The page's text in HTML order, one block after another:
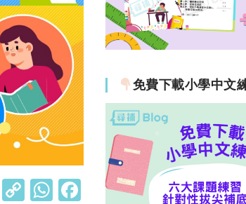
C W
免費下載小學中文